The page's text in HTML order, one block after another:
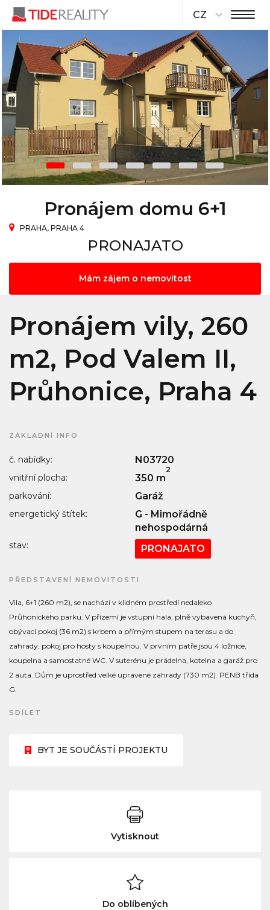
CZ
Pronájem domu 6+1
PRAHA, PRAHA 4
PRONAJATO
Mám zájem o nemovitost
Pronájem vily, 260
m2, Pod Valem II,
Průhonice, Praha 4
ZÁKLADNÍ INFO
č. nabídky: N03720
vnitřní plocha: 350 m
2
parkování: Garáž
energetický štítek:
G - Mimořádně
nehospodárná
stav: PRONAJATO
PŘEDSTAVENÍ NEMOVITOSTI
Vila, 6+1 (260 m2), se nachází v klidném prostředí nedaleko
Průhonického parku. V přízemí je vstupní hala, plně vybavená kuchyň,
obývací pokoj (36 m2) s krbem a přímým stupem na terasu a do
zahrady, pokoj pro hosty s koupelnou. V prvním patře jsou 4 ložnice,
koupelna a samostatné WC. V suterénu je prádelna, kotelna a garáž pro
2 auta. Dům je uprostřed velké upravené zahrady (730 m2). PENB třída
G.
SDÍLET
BYT JE SOUČÁSTÍ PROJEKTU
Vytisknout
Do oblíbených